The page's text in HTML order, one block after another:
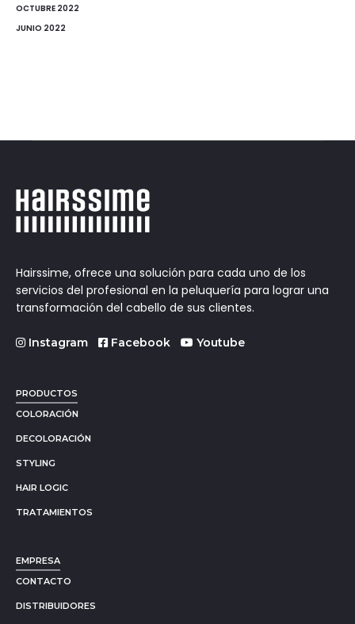
OCTUBRE 2022
JUNIO 2022
Hairssime, ofrece una solución para cada uno de los
servicios del profesional en la peluquería para lograr una
transformación del cabello de sus clientes.
Instagram Facebook Youtube
PRODUCTOS
COLORACIÓN
DECOLORACIÓN
STYLING
HAIR LOGIC
TRATAMIENTOS
EMPRESA
CONTACTO
DISTRIBUIDORES